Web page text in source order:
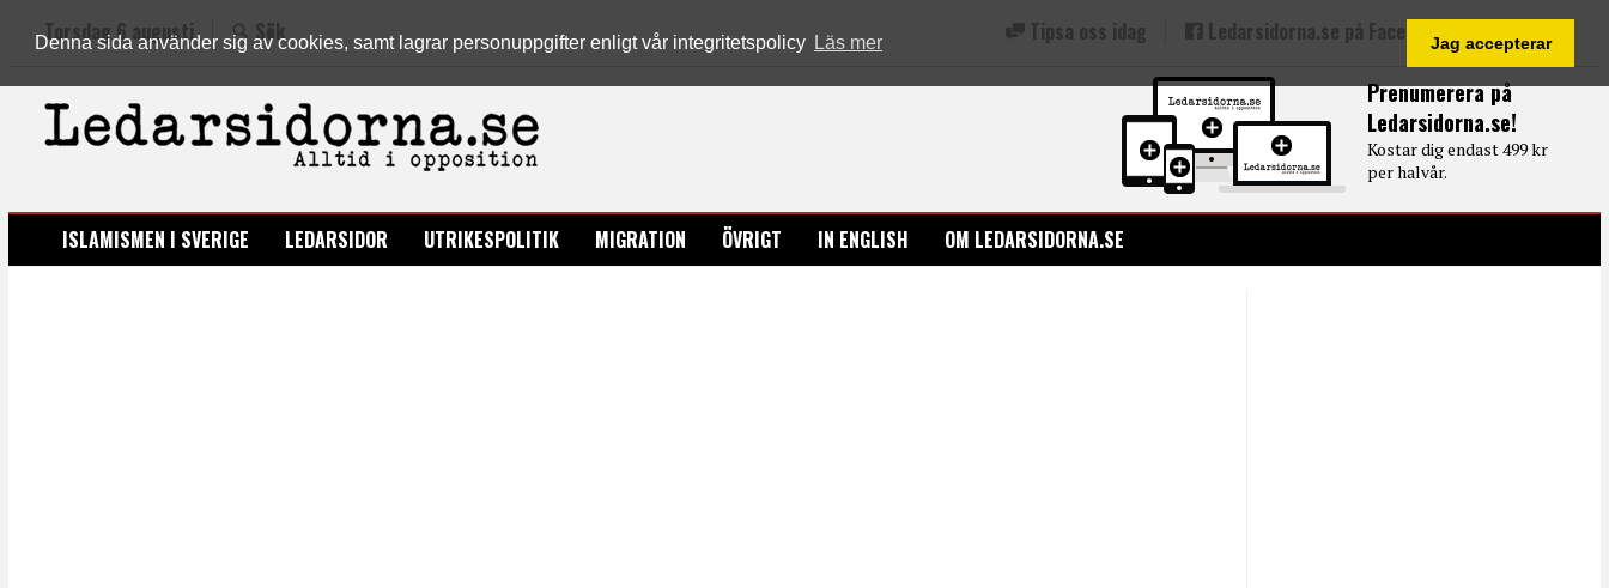
Denna sida använder sig av cookies, samt lagrar personuppgifter enligt vår integritetspolicy Läs mer Jag accepterar
Prenumerera på
Ledarsidorna.se!
Kostar dig endast 499 kr
per halvår.
Torsdag 6 augusti Sök Tipsa oss idag Ledarsidorna.se på Facebook
LEDARSIDORNA.SE
ISLAMISMEN I SVERIGE LEDARSIDOR UTRIKESPOLITIK MIGRATION ÖVRIGT IN ENGLISH OM LEDARSIDORNA.SE